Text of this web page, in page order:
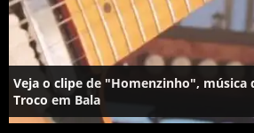
Veja o clipe de "Homenzinho", música
Troco em Bala